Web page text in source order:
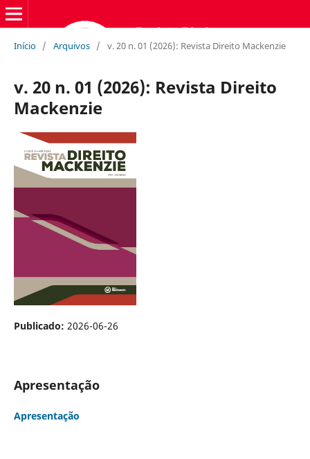
Início / Arquivos / v. 20 n. 01 (2026): Revista Direito Mackenzie
v. 20 n. 01 (2026): Revista Direito
Mackenzie
Publicado: 2026-06-26
Apresentação
Apresentação